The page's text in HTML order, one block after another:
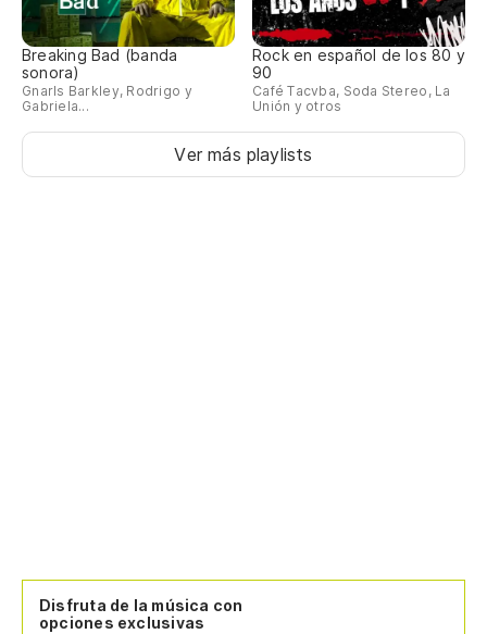
Breaking Bad (banda
sonora)
Gnarls Barkley, Rodrigo y
Gabriela...
Rock en español de los 80 y
90
Café Tacvba, Soda Stereo, La
Unión y otros
Ver más playlists
Disfruta de la música con
opciones exclusivas